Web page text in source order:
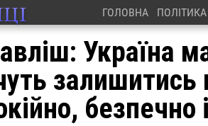
ГОЛОВНА ПОЛІТИКА
Україна
залишитись
безпечно